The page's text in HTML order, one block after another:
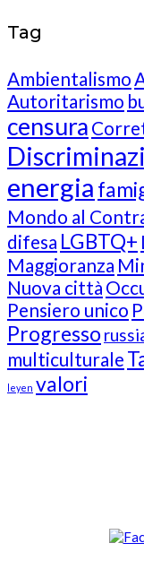
Tag
Ambientalismo
Autoritarismo
censura
energia
Mondo al
difesa LGBTQ+
Maggioranza
Nuova città
Pensiero unico
Progresso
multiculturale
leyen valori